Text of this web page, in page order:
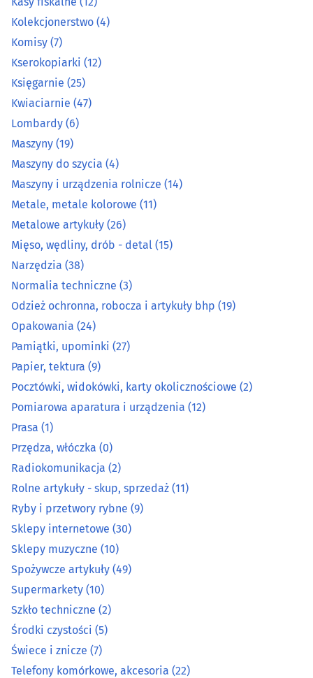
Kolekcjonerstwo (4)
Komisy (7)
Kserokopiarki(12)
Księgarnie (25)
Kwiaciarnie
Lombardy
Maszyny(19)
Maszyny do szycia
Maszyny i urządzenia rolnicze (14)
Metale, metale kolorowe
Metalowe artykuły
Mięso, wędliny, drób - detal(15)
Narzędzia(38)
Normalia techniczne
Odzież ochronna, robocza i artykuły bhp
Opakowania(24)
Pamiątki, upominki
Papier, tektura
Pocztówki, widokówki, karty okolicznościowe
Kolekcjonerstwo (4)
Komisy (7)
Kserokopiarki (12)
Księgarnie (25)
Kwiaciarnie (47)
Lombardy (6)
Maszyny (19)
Maszyny do szycia (4)
Maszyny i urządzenia rolnicze (14)
Metale, metale kolorowe (11)
Metalowe artykuły (26)
Mięso, wędliny, drób - detal (15)
Narzędzia (38)
Normalia techniczne (3)
Odzież ochronna, robocza i artykuły bhp (19)
Opakowania (24)
Pamiątki, upominki (27)
Papier, tektura (9)
Pocztówki, widokówki, karty okolicznościowe (2)
Pomiarowa aparatura i urządzenia (12)
Prasa (1)
Przędza, włóczka (0)
Radiokomunikacja (2)
Rolne artykuły - skup, sprzedaż (11)
Ryby i przetwory rybne (9)
Sklepy internetowe (30)
Sklepy muzyczne (10)
Spożywcze artykuły (49)
Supermarkety (10)
Szkło techniczne (2)
Środki czystości (5)
Świece i znicze (7)
Telefony komórkowe, akcesoria (22)